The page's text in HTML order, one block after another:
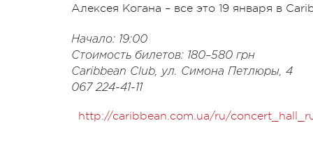
Алексея Когана – все это 19 января в
Начало: 19:00
Стоимость билетов: 180–580 грн
Caribbean Club, ул. Симона Петлюры, 4
067 224-41-11
http://caribbean.com.ua/ru/